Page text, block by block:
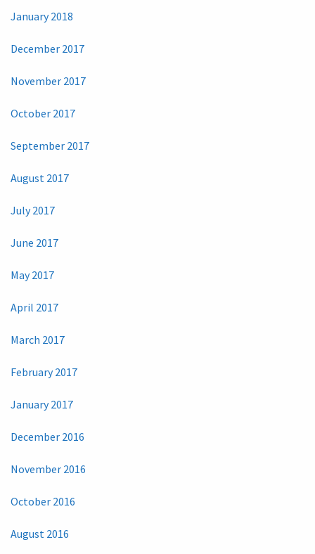
January 2018
December 2017
November 2017
October 2017
September 2017
August 2017
July 2017
June 2017
May 2017
April 2017
March 2017
February 2017
January 2017
December 2016
November 2016
October 2016
August 2016